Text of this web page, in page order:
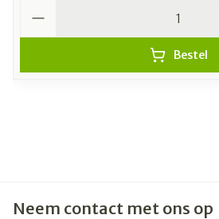
Bestel
Neem contact met ons op